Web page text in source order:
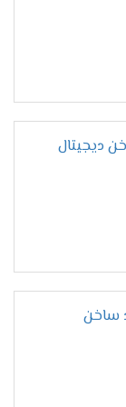
تحصل
لكى يتم طلب
المناسب لك
الاسعار
ميديا لا
مستمتعين
كما أن
شاملة